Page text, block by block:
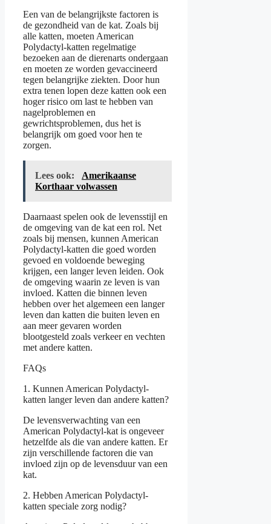
Een van de belangrijkste factoren is
de gezondheid van de kat. Zoals bij
alle katten, moeten American
Polydactyl-katten regelmatige
bezoeken aan de dierenarts ondergaan
en moeten ze worden gevaccineerd
tegen belangrijke ziekten. Door hun
extra tenen lopen deze katten ook een
hoger risico om last te hebben van
nagelproblemen en
gewrichtsproblemen, dus het is
belangrijk om goed voor hen te
zorgen.
Lees ook:
Amerikaanse
Korthaar volwassen
Daarnaast spelen ook de levensstijl en
de omgeving van de kat een rol. Net
zoals bij mensen, kunnen American
Polydactyl-katten die goed worden
gevoed en voldoende beweging
krijgen, een langer leven leiden. Ook
de omgeving waarin ze leven is van
invloed. Katten die binnen leven
hebben over het algemeen een langer
leven dan katten die buiten leven en
aan meer gevaren worden
blootgesteld zoals verkeer en vechten
met andere katten.
FAQs
1. Kunnen American Polydactyl-
katten langer leven dan andere katten?
De levensverwachting van een
American Polydactyl-kat is ongeveer
hetzelfde als die van andere katten. Er
zijn verschillende factoren die van
invloed zijn op de levensduur van een
kat.
2. Hebben American Polydactyl-
katten speciale zorg nodig?